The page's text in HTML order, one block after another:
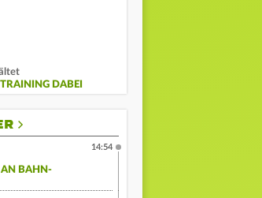
DABEI
AN BAHN-
14:54